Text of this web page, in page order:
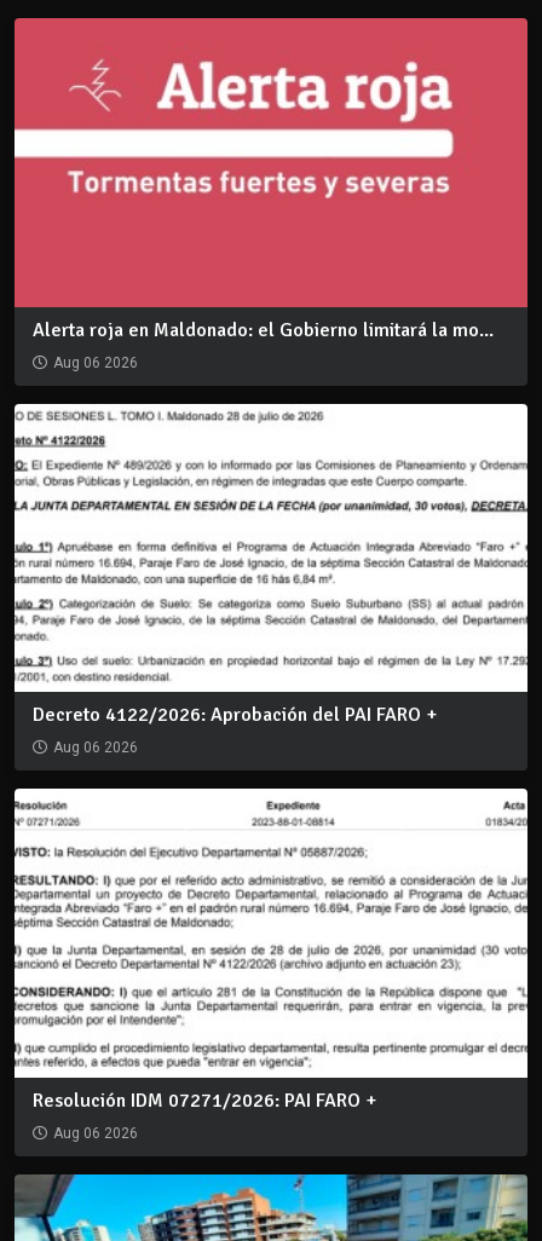
Alerta roja en Maldonado: el Gobierno limitará la mo...
Aug 06 2026
Decreto 4122/2026: Aprobación del PAI FARO +
Aug 06 2026
Resolución IDM 07271/2026: PAI FARO +
Aug 06 2026